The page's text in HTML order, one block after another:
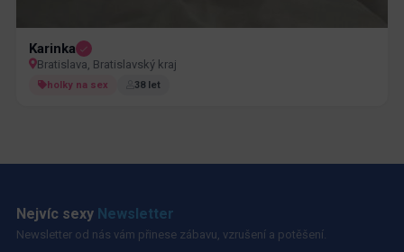
Karinka
Bratislava, Bratislavský kraj
holky na sex 38 let
Nejvíc sexy Newsletter
Newsletter od nás vám přinese zábavu, vzrušení a potěšení.